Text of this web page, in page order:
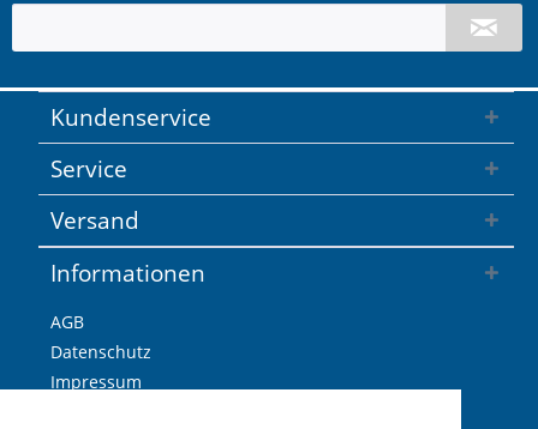
Kundenservice
Service
Informationen
AGB
Datenschutz
Impressum
Versand